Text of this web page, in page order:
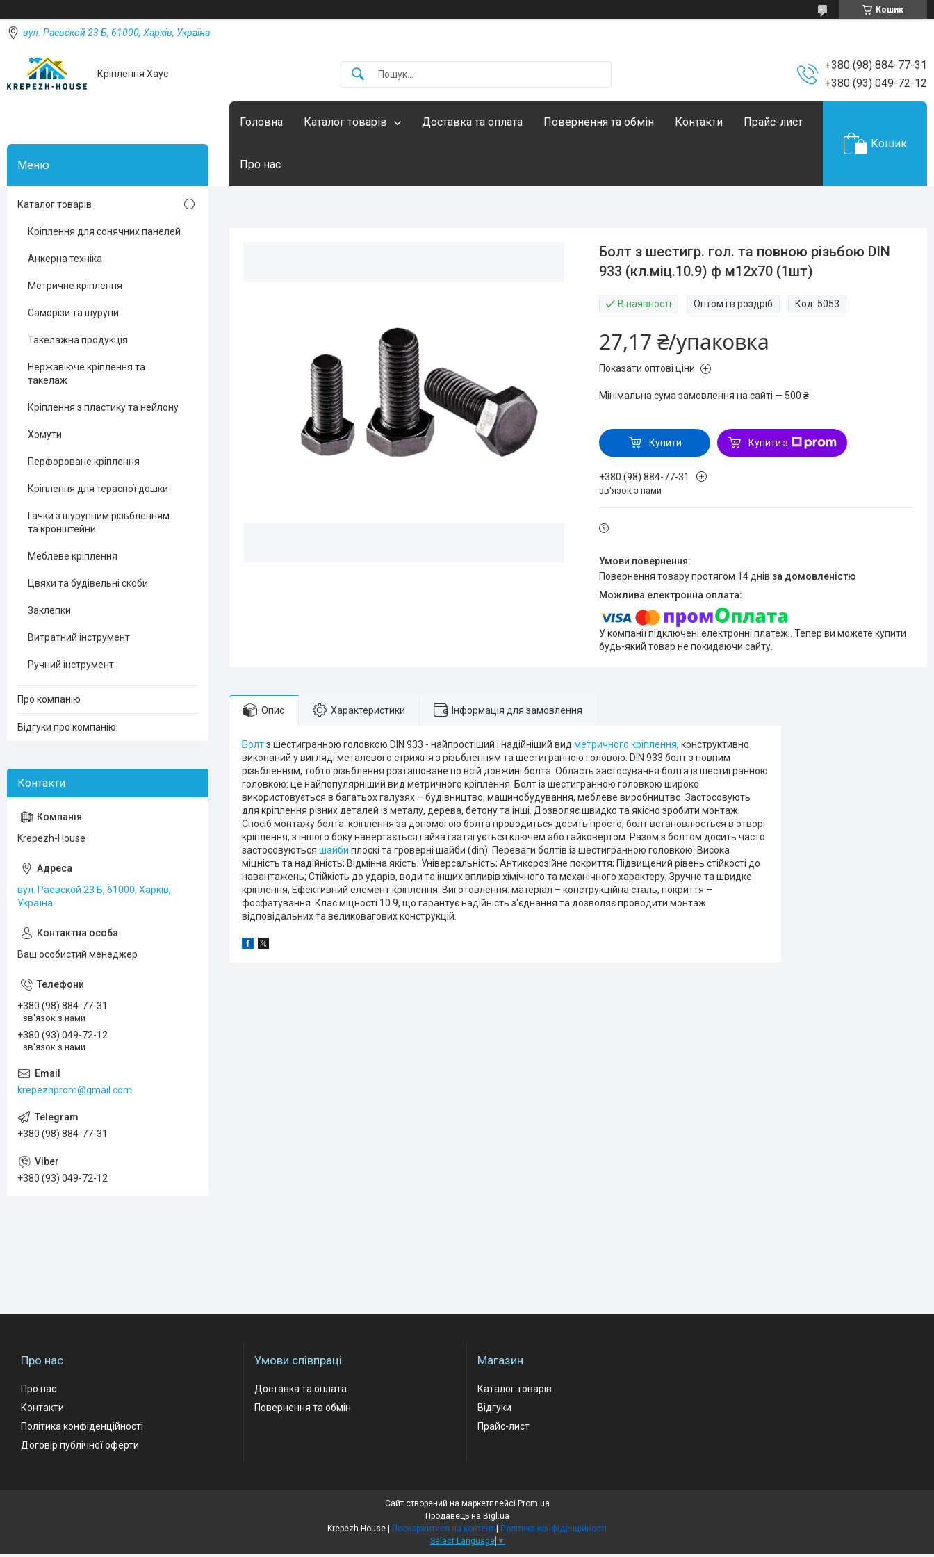
Кошик
вул. Раевской 23 Б, 61000, Харків, Україна
Кріплення Хаус
+380 (98) 884-77-31
+380 (93) 049-72-12
Головна Каталог товарів Доставка та оплата Повернення та обмін Контакти Прайс-лист
Про нас
Кошик
Болт з шестигр. гол. та повною різьбою DIN
933 (кл.міц.10.9) ф м12х70 (1шт)
В наявності Оптом і в роздріб Код: 5053
27,17 ₴/упаковка
Показати оптові ціни
Мінімальна сума замовлення на сайті — 500 ₴
Купити Купити з
+380 (98) 884-77-31
зв'язок з нами
повернення товару протягом 14 днів за домовленістю
У компанії підключені електронні платежі. Тепер ви можете купити
будь-який товар не покидаючи сайту.
Опис Характеристики Інформація для замовлення
Болтз шестигранною головкою DIN 933 - найпростіший і надійніший вид метричного кріплення, конструктивно
виконаний у вигляді металевого стрижня з різьбленням та шестигранною головою. DIN 933 болт з повним
різьбленням, тобто різьблення розташоване по всій довжині болта. Область застосування болта із шестигранною
головкою: це найпопулярніший вид метричного кріплення. Болт із шестигранною головкою широко
використовується в багатьох галузях – будівництво, машинобудування, меблеве виробництво. Застосовують
для кріплення різних деталей із металу, дерева, бетону та інші. Дозволяє швидко та якісно зробити монтаж.
Спосіб монтажу болта: кріплення за допомогою болта проводиться досить просто, болт встановлюється в отворі
кріплення, з іншого боку навертається гайка і затягується ключем або гайковертом. Разом з болтом досить часто
застосовуються шайби плоскі та гроверні шайби (din). Переваги болтів із шестигранною головкою: Висока
міцність та надійність; Відмінна якість; Універсальність; Антикорозійне покриття; Підвищений рівень стійкості до
навантажень; Стійкість до ударів, води та інших впливів хімічного та механічного характеру; Зручне та швидке
кріплення; Ефективний елемент кріплення. Виготовлення: матеріал – конструкційна сталь, покриття –
фосфатування. Клас міцності 10.9, що гарантує надійність з'єднання та дозволяє проводити монтаж
відповідальних та великовагових конструкцій.
Каталог товарів
Кріплення для сонячних панелей
Анкерна техніка
Метричне кріплення
Саморізи та шурупи
Такелажна продукція
Нержавіюче кріплення та
такелаж
Кріплення з пластику та нейлону
Хомути
Перфороване кріплення
Кріплення для терасної дошки
Гачки з шурупним різьбленням
та кронштейни
Меблеве кріплення
Цвяхи та будівельні скоби
Заклепки
Витратний інструмент
Ручний інструмент
Про компанію
Відгуки про компанію
Krepezh-House
вул. Раевской 23 Б, 61000, Харків,
Україна
Ваш особистий менеджер
+380 (98) 884-77-31
зв'язок з нами
+380 (93) 049-72-12
зв'язок з нами
krepezhprom@gmail.com
+380 (98) 884-77-31
+380 (93) 049-72-12
Про нас
Про нас
Контакти
Політика конфіденційності
Договір публічної оферти
Умови співпраці
Доставка та оплата
Повернення та обмін
Магазин
Каталог товарів
Відгуки
Прайс-лист
Сайт створений на маркетплейсі Prom.ua
Продавець на Bigl.ua
Krepezh-House | Поскаржитися на контент | Політика конфіденційності
Select Language ▼